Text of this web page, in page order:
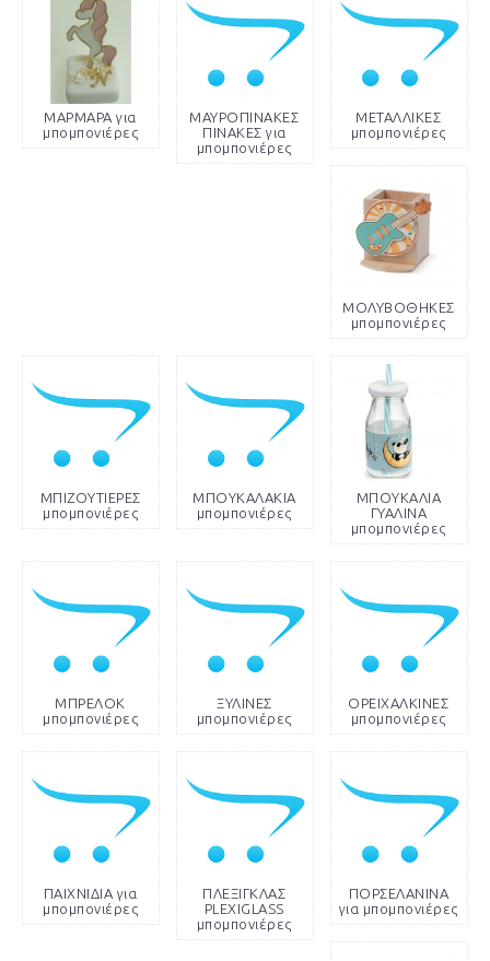
ΜΑΡΜΑΡΑ για
μπομπονιέρες
ΜΑΥΡΟΠΙΝΑΚΕΣ
ΠΙΝΑΚΕΣ για
μπομπονιέρες
ΜΕΤΑΛΛΙΚΕΣ
μπομπονιέρες
ΜΟΛΥΒΟΘΗΚΕΣ
μπομπονιέρες
ΜΠΙΖΟΥΤΙΕΡΕΣ
μπομπονιέρες
ΜΠΟΥΚΑΛΑΚΙΑ
μπομπονιέρες
ΜΠΟΥΚΑΛΙΑ
ΓΥΑΛΙΝΑ
μπομπονιέρες
ΜΠΡΕΛΟΚ
μπομπονιέρες
ΞΥΛΙΝΕΣ
μπομπονιέρες
ΟΡΕΙΧΑΛΚΙΝΕΣ
μπομπονιέρες
ΠΑΙΧΝΙΔΙΑ για
μπομπονιέρες
ΠΛΕΞΙΓΚΛΑΣ
PLEXIGLASS
μπομπονιέρες
ΠΟΡΣΕΛΑΝΙΝΑ
για μπομπονιέρες